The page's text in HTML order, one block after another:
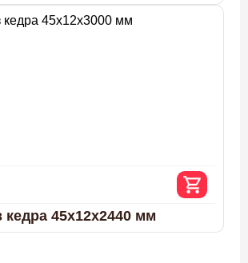
кедра 45х12х2440 мм